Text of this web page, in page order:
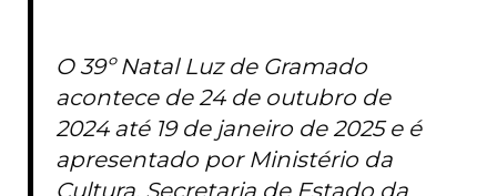
O 39º Natal Luz de Gramado
acontece de 24 de outubro de
2024 até 19 de janeiro de 2025 e é
apresentado por Ministério da